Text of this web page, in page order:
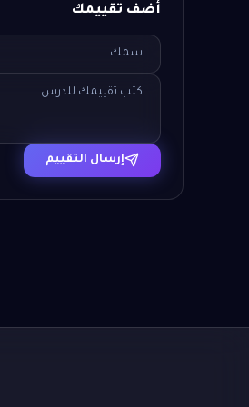
أضف تقييمك
إرسال التقييم